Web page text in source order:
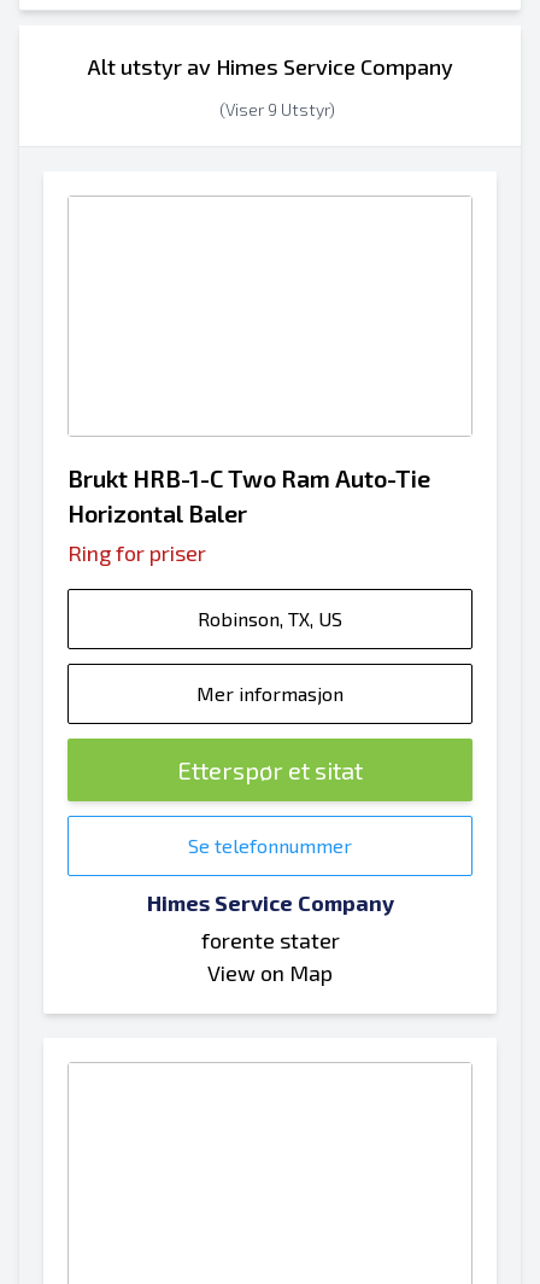
Alt utstyr av Himes Service Company
(Viser 9 Utstyr)
Brukt HRB-1-C Two Ram Auto-Tie
Horizontal Baler
Ring for priser
Robinson, TX, US
Mer informasjon
Etterspør et sitat
Se telefonnummer
Himes Service Company
forente stater
View on Map